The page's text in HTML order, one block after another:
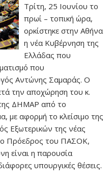
Τρίτη, 25 Ιουνίου το
πρωί – τοπική ώρα,
ορκίστηκε στην Αθήνα
η νέα Κυβέρνηση της
Ελλάδας που
που
Αντώνης Σαμαράς. Ο
την αποχώρηση του κ.
ΔΗΜΑΡ από το
με αφορμή το κλείσιμο της
Εξωτερικών της νέας
ο Πρόεδρος του ΠΑΣΟΚ,
είναι η παρουσία
υπουργικές θέσεις.